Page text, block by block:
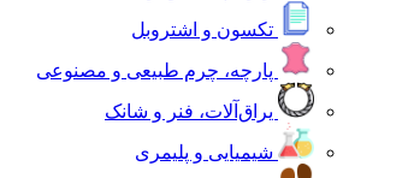
تکسون و اشتروبل
پارچه، چرم طبیعی و مصنوعی
یراق‌آلات، فنر و شانک
شیمیایی و پلیمری